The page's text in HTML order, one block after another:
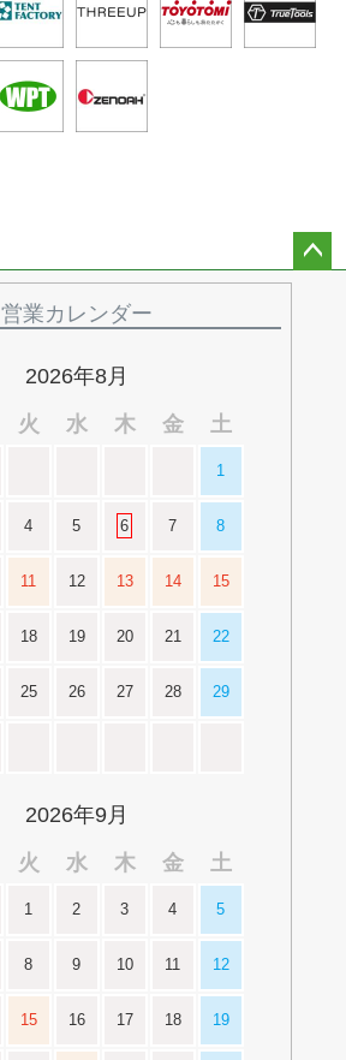
営業カレンダー
2026年8月
火 水 木 金 土
1
4 5 6 7 8
11 12 13 14 15
18 19 20 21 22
25 26 27 28 29
2026年9月
火 水 木 金 土
1 2 3 4 5
8 9 10 11 12
15 16 17 18 19